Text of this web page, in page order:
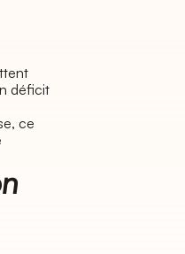
déficit
ce